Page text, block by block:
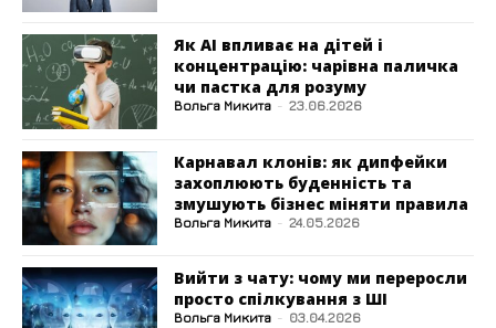
Як AI впливає на дітей і
концентрацію: чарівна паличка
чи пастка для розуму
Вольга Микита - 23.06.2026
Карнавал клонів: як дипфейки
захоплюють буденність та
змушують бізнес міняти правила
Вольга Микита - 24.05.2026
Вийти з чату: чому ми переросли
просто спілкування з ШІ
Вольга Микита - 03.04.2026